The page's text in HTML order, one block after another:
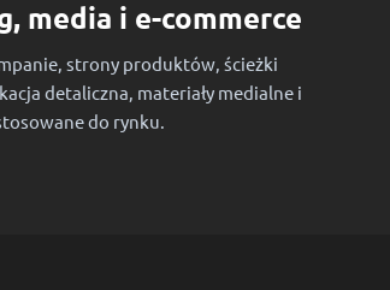
media i e-commerce
strony produktów, ścieżki
detaliczna, materiały medialne i
do rynku.